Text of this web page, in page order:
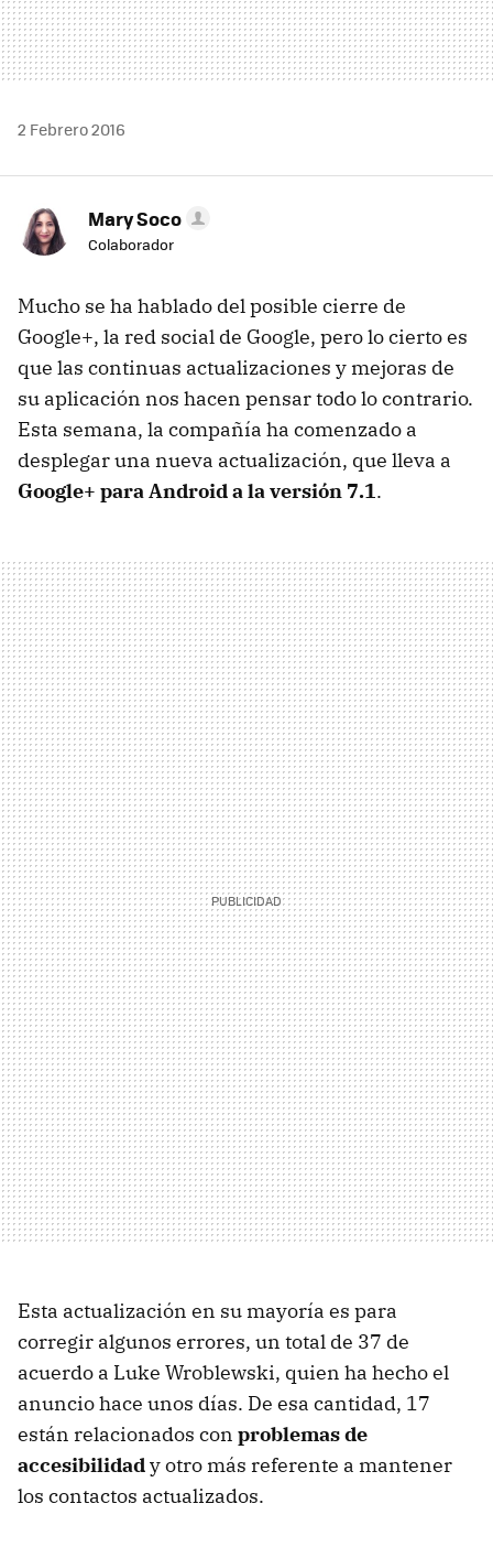
2 Febrero 2016
Mary Soco
Colaborador
Mucho se ha hablado del posible cierre de
Google+, la red social de Google, pero lo cierto es
que las continuas actualizaciones y mejoras de
su aplicación nos hacen pensar todo lo contrario.
Esta semana, la compañía ha comenzado a
desplegar una nueva actualización, que lleva a
Google+ para Android a la versión 7.1.
Esta actualización en su mayoría es para
corregir algunos errores, un total de 37 de
acuerdo a Luke Wroblewski, quien ha hecho el
anuncio hace unos días. De esa cantidad, 17
están relacionados con problemas de
accesibilidady otro más referente a mantener
los contactos actualizados.